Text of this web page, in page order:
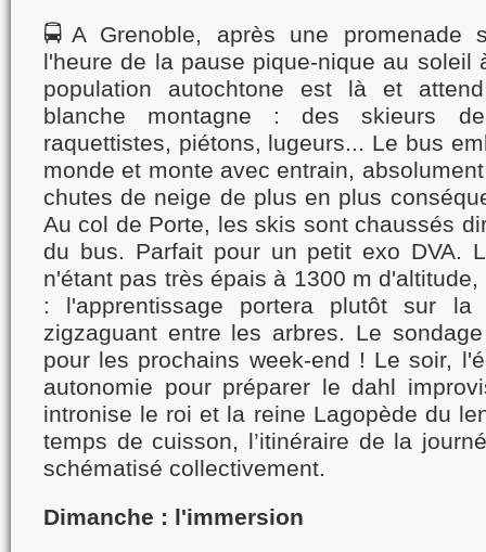
🚍A Grenoble, après une promenade
l'heure de la pause pique-nique au soleil
population autochtone est là et
blanche montagne : des skieurs
raquettistes, piétons, lugeurs... Le bus
monde et monte avec entrain,
chutes de neige de plus en plus
Au col de Porte, les skis sont chaussés
du bus. Parfait pour un petit exo DVA.
n'étant pas très épais à 1300 m
: l'apprentissage portera plutôt sur la
zigzaguant entre les arbres. Le
pour les prochains week-end ! Le soir,
autonomie pour préparer le dahl
intronise le roi et la reine Lagopède du
temps de cuisson, l’itinéraire de la
schématisé collectivement.
Dimanche : l'immersion